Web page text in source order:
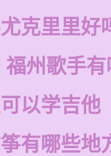
克里里好
福州歌手
以学吉他
有哪些地